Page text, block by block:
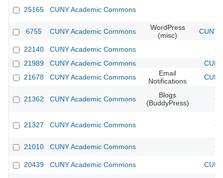
25165 CUNY Academic Commons
6755 CUNY Academic Commons
WordPress
(misc)
CUNY
22140 CUNY Academic Commons
21989
CUNY Academic Commons
21678
CUNY Academic Commons
Email
Notifications
21362 CUNY Academic Commons
Blogs
(BuddyPress)
21327 CUNY Academic Commons
21010 CUNY Academic Commons
20439 CUNY Academic Commons